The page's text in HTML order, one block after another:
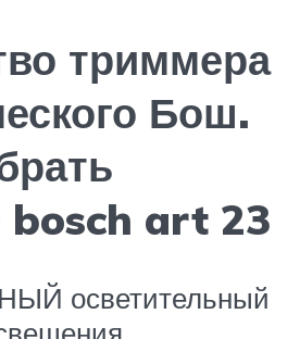
триммера
Бош.
bosch art 23
осветительный